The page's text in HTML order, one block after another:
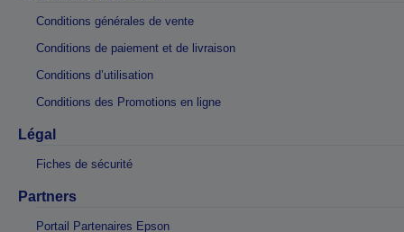
Conditions générales de vente
Conditions de paiement et de livraison
Conditions d’utilisation
Conditions des Promotions en ligne
Légal
Fiches de sécurité
Partners
Portail Partenaires Epson